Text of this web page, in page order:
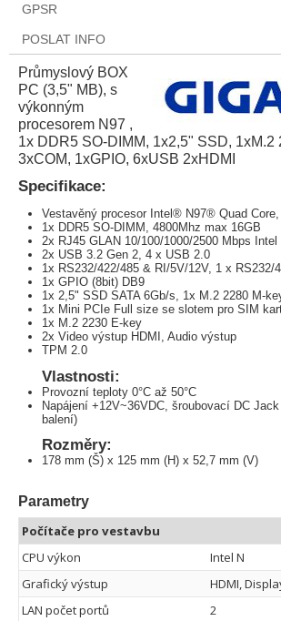
GPSR
POSLAT INFO
Průmyslový BOX
PC (3,5" MB), s
výkonným
procesorem N97 ,
1x DDR5 SO-DIMM, 1x2,5" SSD, 1xM.2
3xCOM, 1xGPIO, 6xUSB 2xHDMI
Specifikace:
Vestavěný procesor Intel® N97® Quad Core,
1x DDR5 SO-DIMM, 4800Mhz max 16GB
2x RJ45 GLAN 10/100/1000/2500 Mbps Intel
2x USB 3.2 Gen 2, 4 x USB 2.0
1x RS232/422/485 & RI/5V/12V, 1 x RS232/
1x GPIO (8bit) DB9
1x 2,5" SSD SATA 6Gb/s, 1x M.2 2280 M-
1x Mini PCIe Full size se slotem pro SIM
1x M.2 2230 E-key
2x Video výstup HDMI, Audio výstup
TPM 2.0
Vlastnosti:
Provozní teploty 0°C až 50°C
Napájení +12V~36VDC, šroubovací DC
balení)
Rozměry:
178 mm (Š) x 125 mm (H) x 52,7 mm (V)
Parametry
Počítače pro vestavbu
CPU výkon
Intel N
Grafický výstup
HDMI,
LAN počet portů
2